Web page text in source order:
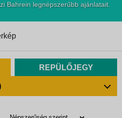
Bahrein legnépszerűbb ajánlatait.
REPÜLŐJEGY